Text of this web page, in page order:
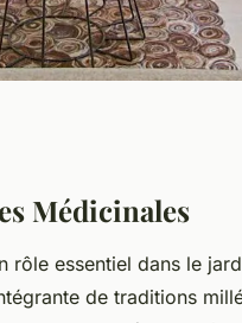
:
pour
Médicinales
rôle essentiel dans le
de traditions